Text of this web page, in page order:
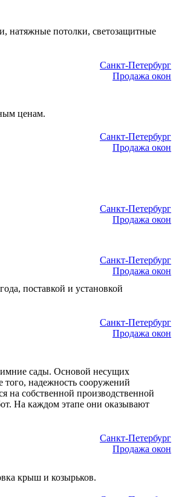
натяжные потолки, светозащитные
Санкт-Петербург
Продажа окон
ценам.
Санкт-Петербург
Продажа окон
Санкт-Петербург
Продажа окон
Санкт-Петербург
Продажа окон
поставкой и установкой
Санкт-Петербург
Продажа окон
сады. Основой несущих
того, надежность сооружений
на собственной производственной
На каждом этапе они оказывают
Санкт-Петербург
Продажа окон
крыш и козырьков.